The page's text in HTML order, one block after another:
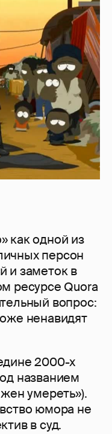
как одной из
персон
и заметок в
ресурсе Quora
вопрос:
ненавидят
2000-х
названием
умереть»).
юмора не
в суд.